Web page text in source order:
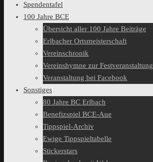
Spendentafel
100 Jahre BCE
Übersicht aller 100 Jahre Beiträge
Erlbacher Ortsmeisterschaft
Vereinschronik
Vereinshymne zur Festveranstaltung
Veranstaltung bei Facebook
Sonstiges
80 Jahre BC Erlbach
Benefizspiel BCE-Aue
Tippspiel-Archiv
Ewige Tippspieltabelle
Stickerstars